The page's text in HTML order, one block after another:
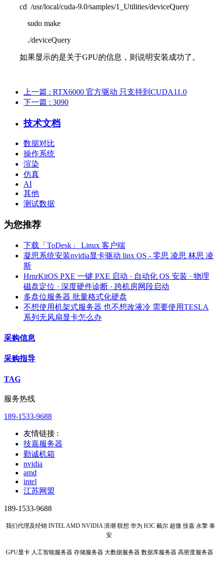
cd /usr/local/cuda-9.0/samples/1_Utilities/deviceQuery
sudo make
./deviceQuery
如果显示的是关于GPU的信息，则说明安装成功了。
上一篇 : RTX6000 官方驱动 只支持到CUDA11.0
下一篇 : 3090
技术文档
数据对比
操作系统
渲染
仿真
AI
其他
测试数据
为您推荐
下载「ToDesk」 Linux 客户端
凝思系统安装nvidia显卡驱动 linx OS - 零思 凌思 林思 凌
斯
HrnrKitOS PXE 一键 PXE 启动 · 自动化 OS 安装 · 物理
磁盘定位 · 深度硬件诊断 · 跨机房网段启动
多盘位服务器 批量格式化硬盘
不想使用机架式服务器 也不想改液冷 需要使用TESLA
系列无风扇显卡怎么办
采购信息
采购指导
TAG
服务热线
189-1533-9688
友情链接 :
技嘉服务器
勤诚机箱
nvidia
amd
intel
江苏网盟
189-1533-9688
我们代理及经销 INTEL AMD NVIDIA 浪潮 联想 华为 H3C 戴尔 超微 技嘉 永擎 泰
安
GPU显卡 人工智能服务器 存储服务器 大数据服务器 数据库服务器 高密度服务器